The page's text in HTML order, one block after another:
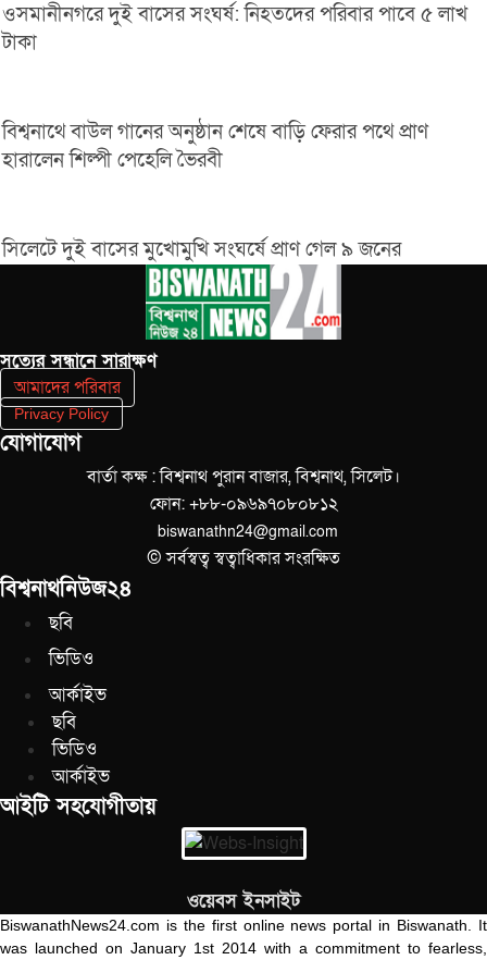
ওসমানীনগরে দুই বাসের সংঘর্ষ: নিহতদের পরিবার পাবে ৫ লাখ
টাকা
বিশ্বনাথে বাউল গানের অনুষ্ঠান শেষে বাড়ি ফেরার পথে প্রাণ
হারালেন শিল্পী পেহেলি ভৈরবী
সিলেটে দুই বাসের মুখোমুখি সংঘর্ষে প্রাণ গেল ৯ জনের
সত‌্যের সন্ধানে সারাক্ষণ
আমাদের পরিবার
Privacy Policy
যোগাযোগ
বার্তা কক্ষ : বিশ্বনাথ পুরান বাজার, বিশ্বনাথ, সিলেট।
ফোন: +৮৮-০৯৬৯৭০৮০৮১২
biswanathn24@gmail.com
© সর্বস্বত্ব স্বত্বাধিকার সংরক্ষিত
বিশ্বনাথনিউজ২৪
ছবি
ভিডিও
আর্কাইভ
ছবি
ভিডিও
আর্কাইভ
আইটি সহযোগীতায়
ওয়েবস ইনসাইট
BiswanathNews24.com is the first online news portal in Biswanath. It
was launched on January 1st 2014 with a commitment to fearless,